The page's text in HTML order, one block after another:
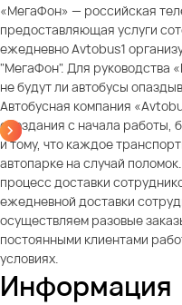
«МегаФон» — российская
предоставляющая услуги
ежедневно Avtobus1
"МегаФон". Для руководства
не будут ли автобусы
Автобусная компания
опоздания с начала работы,
и тому, что каждое
автопарке на случай
процесс доставки
ежедневной доставки
осуществляем разовые
постоянными клиентами
условиях.
Информация